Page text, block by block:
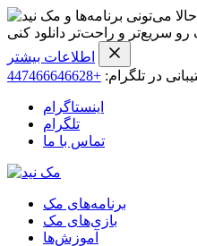
حالا می‌تونی برنامه‌ها و
سریع‌تر و راحت‌تر دانلود کنی
اطلاعات بیشتر
در تلگرام: +447466646628
اینستاگرام
تلگرام
تماس با ما
برنامه‌های مک
بازی‌های مک
آموزش‌ها